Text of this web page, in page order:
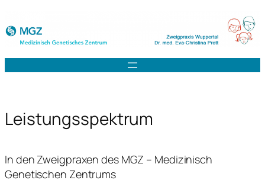
Inhalt
springen
Leistungsspektrum
In den Zweigpraxen des MGZ – Medizinisch
Genetischen Zentrums